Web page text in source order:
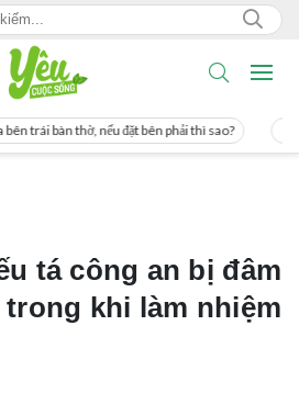
bên phải thì sao? Cách uống nước
tá công an bị đâm
khi làm nhiệm